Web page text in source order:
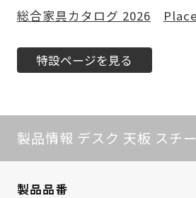
総合家具カタログ 2026
特設ページを見る
製品情報 デスク 天板 スチ
製品品番